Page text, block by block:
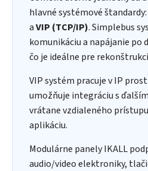
hlavné systémové štandardy:
aVIP (TCP/IP). Simplebus
komunikáciu a napájanie po
čo je ideálne pre
VIP systém pracuje v IP
umožňuje integráciu s
vrátane vzdialeného
aplikáciu.
Modulárne panely IKALL
audio/video elektroniky,